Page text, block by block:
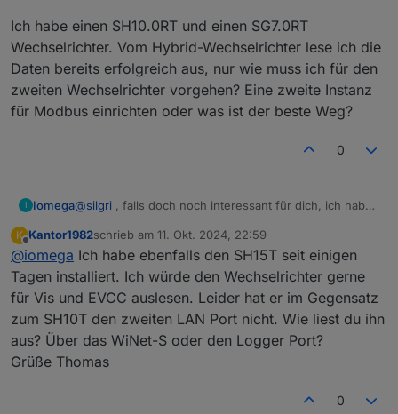
Ich habe einen SH10.0RT und einen SG7.0RT
Wechselrichter. Vom Hybrid-Wechselrichter lese ich die
Daten bereits erfolgreich aus, nur wie muss ich für den
zweiten Wechselrichter vorgehen? Eine zweite Instanz
für Modbus einrichten oder was ist der beste Weg?
0
Iomega@silgri , falls doch noch interessant für dich, ich habe
Registern erfolgreich eingebunden. Mir fehlt gefühlt
eigentlich nur ein Register (Daily Load /
Gesamtverbrauch Haus vom Smartmeter). Hatte mit
den Übersichten hier im Thread und eurer Sammlung
auf GitHub gearbeitet. An der Stelle nochmal Danke
dafür 👍.
K
Offline
Kantor1982schrieb am 11. Okt. 2024, 22:59
zuletzt editiert von
@iomega Ich habe ebenfalls den SH15T seit einigen
Tagen installiert. Ich würde den Wechselrichter gerne
für Vis und EVCC auslesen. Leider hat er im Gegensatz
zum SH10T den zweiten LAN Port nicht. Wie liest du ihn
aus? Über das WiNet-S oder den Logger Port?
Grüße Thomas
0